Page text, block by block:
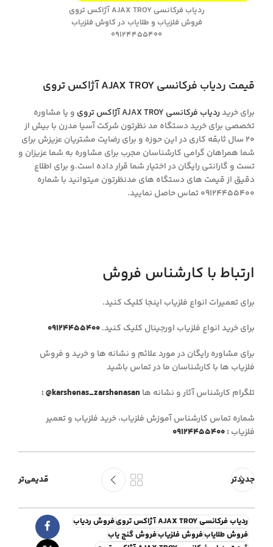
ردیاب فرکانسی AJAX TROY آژاکس تروی
فروش فلزیاب و طلایاب در کاوش فلزیاب
09124455400
قیمت ردیاب فرکانسی AJAX TROY آژاکس تروی
برای خریدردیاب فرکانسی AJAX TROY آژاکس تروی
و یا مشاوره
تخصصی برای خرید دستگاه مد نظرتون شرکت آسیا مدرن با بیش از
20 سال ثابقه کاری در این حوزه و برای رضایت مشتریان عزیزش برای
شما همراهان گرامی کارشناسان مجرب برای مشاوره به شما عزیزان و
تست و گارانتی رایگان در اختیار شما قرار داده است.و برای اطلاع
دقیق از قیمت های دستگاه های مدنظرتون میتوانید با شماره
09124455400 تماس حاصل نمایید.
ارتباط با کارشناس فروش
برای تعمیرات انواع فلزیاب اینجا کلیک کنید.
برای خرید انواع فلزیاب اورجینال کلیک کنید.09124455400
برای مشاوره رایگان در مورد علائم و نشانه ها و خرید و فروش
فلزیاب ها با کارشناسان ما در تماس باشید
تلگرام کارشناس آثار و نشانه ها
:@karshenas_zarshenasan
شماره تماس کارشناس آموزش فلزیاب، خرید فلزیاب و تعمیر
فلزیاب :
09124455400
جدیدتر قدیمی‌تر
ردیاب فرکانسی AJAX TROY آژاکس تروی
فروش ردیاب
فروش طلایابفروش فلزیابفروش گنج یاب